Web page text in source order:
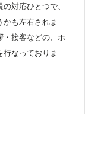
対応ひとつで、
も左右されま
・接客などの、ホ
なっておりま